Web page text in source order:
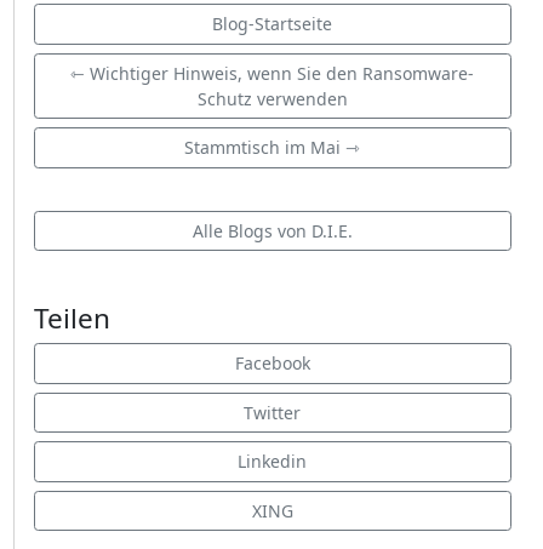
Blog-Startseite
⇽ Wichtiger Hinweis, wenn Sie den Ransomware-
Schutz verwenden
Stammtisch im Mai ⇾
Alle Blogs von D.I.E.
Teilen
Facebook
Twitter
Linkedin
XING